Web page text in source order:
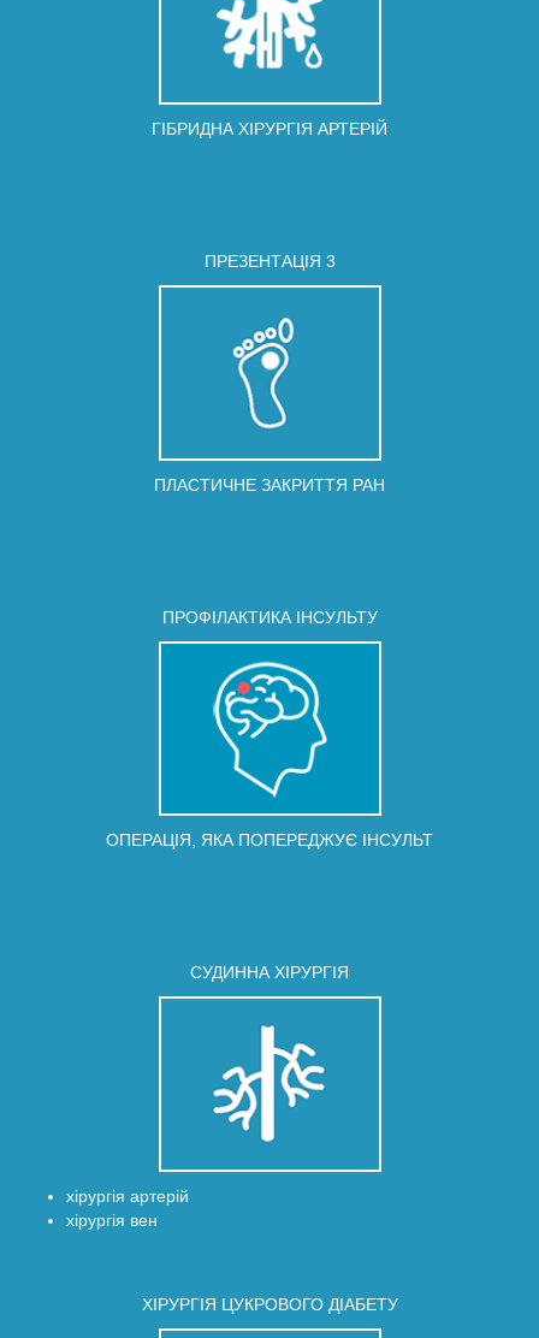
ГІБРИДНА ХІРУРГІЯ АРТЕРІЙ
ПРЕЗЕНТАЦIЯ 3
ПЛАСТИЧНЕ ЗАКРИТТЯ РАН
ПРОФІЛАКТИКА ІНСУЛЬТУ
ОПЕРАЦІЯ, ЯКА ПОПЕРЕДЖУЄ ІНСУЛЬТ
СУДИННА ХІРУРГІЯ
хірургія артерій
хірургія вен
ХІРУРГІЯ ЦУКРОВОГО ДІАБЕТУ